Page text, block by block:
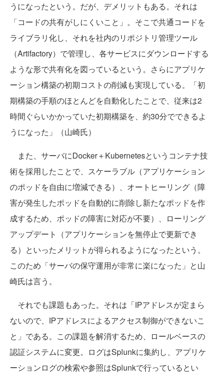
うになったという。だが、デメリットもある。それは
「コードの共有がしにくいこと」。そこで共通コードを
ライブラリ化し、それを社内のリポジトリ管理ツール
（Artifactory）で管理し、各サービスにダウンロードする
ような形で共有化を図っているという。さらにアプリケ
ーション構築の初期コストの削減も実現している。「初
期構築の手順のほとんどを自動化したことで、従来は2
時間ぐらいかかっていた初期構築を、約30分でできるよ
うになった」（山崎氏）
また、サーバにDocker＋Kubernetesというコンテナ技
術を採用したことで、スケーラブル（アプリケーション
のポッドを自由に増減できる）、オートヒーリング（障
害が発生したポッドを自動的に削除し新たなポッドを作
成するため、ポッドの障害に対応が不要）、ローリング
アップデート（アプリケーションを無停止で更新でき
る）といったメリットが得られるようになったという。
このため「サーバの保守運用が非常に楽になった」と山
崎氏は言う。
それでも課題もあった。それは「IPアドレスが定まら
ないので、IPアドレスによるアクセス制御ができないこ
と」である。この課題を解消するため、ロールベースの
認証システムに変更。ログはSplunkに集約し、アプリケ
ーションログの検索や参照はSplunkで行っているとい